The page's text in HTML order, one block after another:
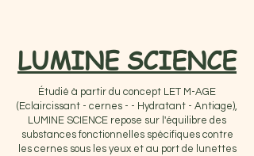
LUMINE SCIENCE
Étudié à partir du concept LET M-AGE
(Eclaircissant - cernes - - Hydratant - Antiage),
LUMINE SCIENCE repose sur l'équilibre des
substances fonctionnelles spécifiques contre
les cernes sous les yeux et au port de lunettes